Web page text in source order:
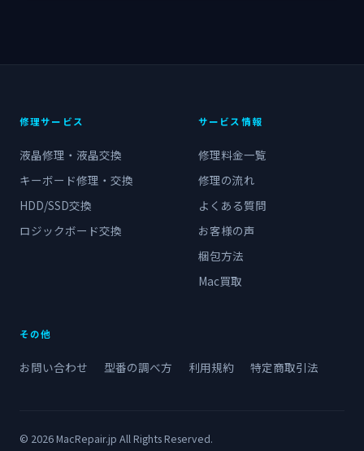
修理サービス
液晶修理・液晶交換
キーボード修理・交換
HDD/SSD交換
ロジックボード交換
サービス情報
修理料金一覧
修理の流れ
よくある質問
お客様の声
梱包方法
Mac買取
その他
お問い合わせ 型番の調べ方 利用規約 特定商取引法
© 2026 MacRepair.jp All Rights Reserved.